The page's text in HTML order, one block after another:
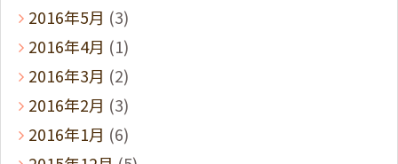
2016年5月 (3)
2016年4月 (1)
2016年3月 (2)
2016年2月 (3)
2016年1月 (6)